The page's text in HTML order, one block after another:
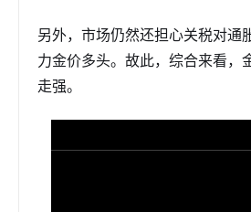
另外，市场仍然还担心关税对通
力金价多头。故此，综合来看，
走强。